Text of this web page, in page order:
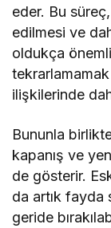
eder. Bu
edilmesi ve
oldukça
ilişkilerinde
Bununla
kapanış ve
de gösterir.
da artık fayda
geride